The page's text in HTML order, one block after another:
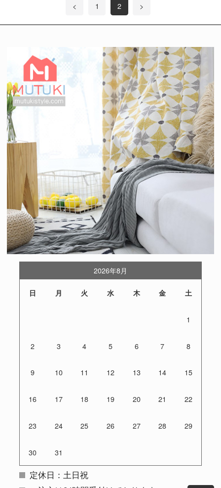
< 1 2 >
2026年8月
日 月 火 水 木 金 土
1
2 3 4 5 6 7 8
9 10 11 12 13 14 15
16 17 18 19 20 21 22
23 24 25 26 27 28 29
30 31
定休日：土日祝